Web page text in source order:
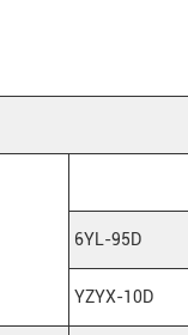
6YL-95D
YZYX-10D